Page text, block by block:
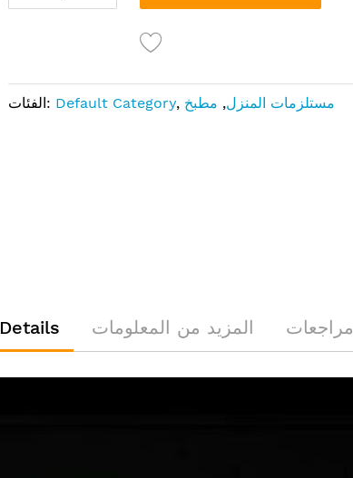
الفئات: Default Category, مستلزمات المنزل, مطبخ
Details المزيد من المعلومات مراجعات